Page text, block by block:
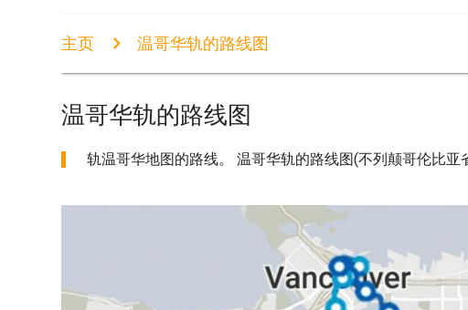
主页 温哥华轨的路线图
温哥华轨的路线图
轨温哥华地图的路线。 温哥华轨的路线图(不列颠哥伦比